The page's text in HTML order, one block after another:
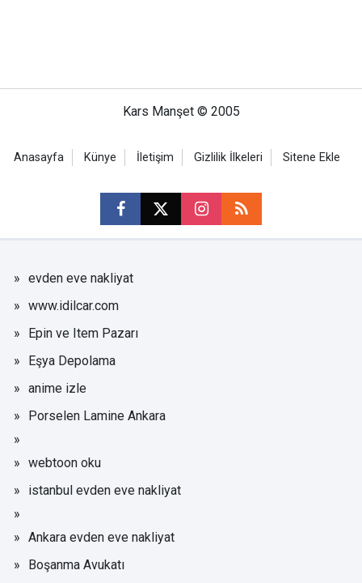
Kars Manşet © 2005
Anasayfa Künye İletişim Gizlilik İlkeleri Sitene Ekle
evden eve nakliyat
www.idilcar.com
Epin ve Item Pazarı
Eşya Depolama
anime izle
Porselen Lamine Ankara
webtoon oku
istanbul evden eve nakliyat
Ankara evden eve nakliyat
Boşanma Avukatı